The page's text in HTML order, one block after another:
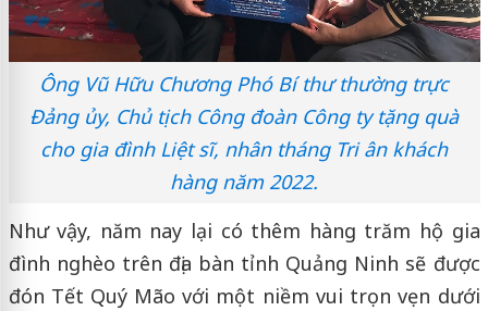
Ông Vũ Hữu Chương Phó Bí thư thường trực
Đảng ủy, Chủ tịch Công đoàn Công ty tặng quà
cho gia đình Liệt sĩ, nhân tháng Tri ân khách
hàng năm 2022.
Như vậy, năm nay lại có thêm hàng trăm hộ gia
đình nghèo trên địa bàn tỉnh Quảng Ninh sẽ được
đón Tết Quý Mão với một niềm vui trọn vẹn dưới